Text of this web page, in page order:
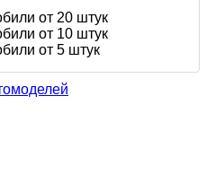
от 20 штук
от 10 штук
от 5 штук